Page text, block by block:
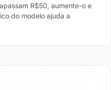
R$50, aumente-o e
do modelo ajuda a